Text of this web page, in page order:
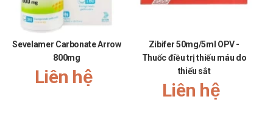
Bệnh gan tiến triển với tăng men gan dai dẳng không tìm
được nguyên nhân.
Phụ nữ có thai hoặc đang cho con bú.
Không sử dụng nếu có tiền sử mẫn cảm với bất cứ thành
phần nào của sản phẩm
Tác dụng phụ của Atoris 10mg Krka
Sevelamer Carbonate Arrow
800mg
Liên hệ
Zibifer 50mg/5ml OPV -
Thuốc điều trị thiếu máu do
thiếu sắt
Liên hệ